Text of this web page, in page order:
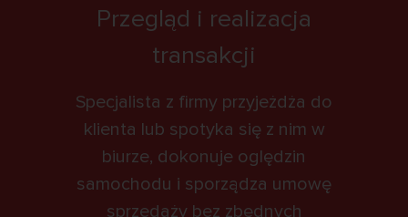
Przegląd i realizacja
transakcji
Specjalista z firmy przyjeżdża do
klienta lub spotyka się z nim w
biurze, dokonuje oględzin
samochodu i sporządza umowę
sprzedaży bez zbędnych